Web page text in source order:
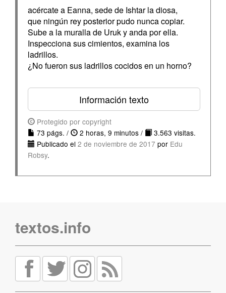
acércate a Eanna, sede de Ishtar la diosa,
que ningún rey posterior pudo nunca copiar.
Sube a la muralla de Uruk y anda por ella.
Inspecciona sus cimientos, examina los
ladrillos.
¿No fueron sus ladrillos cocidos en un horno?
Información texto
Protegido por copyright
73 págs. /
2 horas, 9 minutos /
3.563 visitas.
Publicado el 2 de noviembre de 2017 por Edu
Robsy.
textos.info